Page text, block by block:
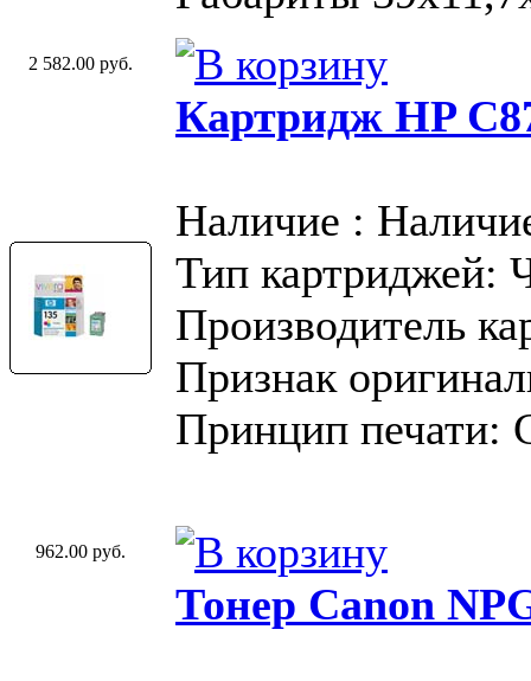
2 582.00 руб.
Картридж HP
Наличие :
Тип картриджей:
Производитель
Признак
Принцип печати:
962.00 руб.
Тонер Canon